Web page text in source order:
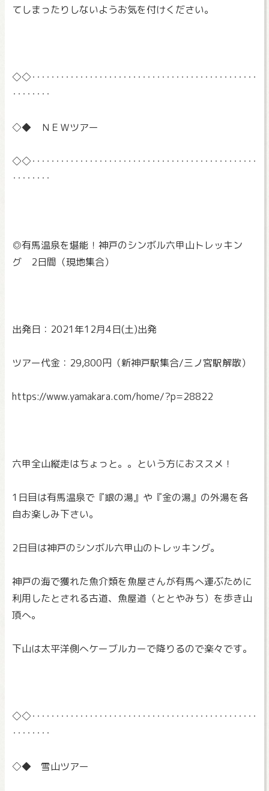
てしまったりしないようお気を付けください。
‥‥‥‥
◇◆ ＮＥＷツアー
‥‥‥‥
◎有馬温泉を堪能！神戸のシンボル六甲山トレッキン
グ 2日間（現地集合）
出発日：2021年12月4日(土)出発
ツアー代金：29,800円（新神戸駅集合/三ノ宮駅解散）
https://www.yamakara.com/home/?p=28822
六甲全山縦走はちょっと。。という方におススメ！
1日目は有馬温泉で『銀の湯』や『金の湯』 の外湯を各
自お楽しみ下さい。
2日目は神戸のシンボル六甲山のトレッキング。
神戸の海で獲れた魚介類を魚屋さんが有馬へ運ぶために
利用したとされる古道、魚屋道（ととやみち）を歩き山
頂へ。
下山は太平洋側へケーブルカーで降りるので楽々です。
‥‥‥‥
◇◆ 雪山ツアー